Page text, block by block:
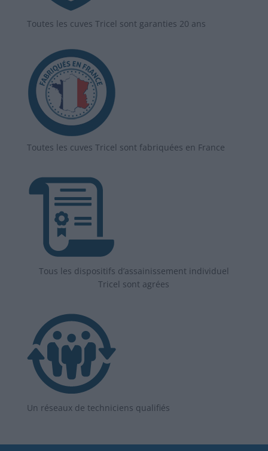
Toutes les cuves Tricel sont garanties 20 ans
Toutes les cuves Tricel sont fabriquées en France
Tous les dispositifs d’assainissement individuel
Tricel sont agrées
Un réseaux de techniciens qualifiés